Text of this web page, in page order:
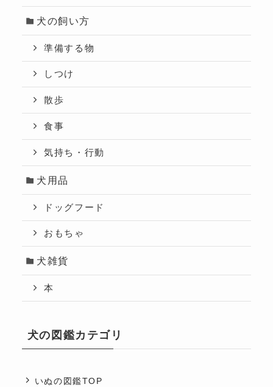
犬の飼い方
準備する物
しつけ
散歩
食事
気持ち・行動
犬用品
ドッグフード
おもちゃ
犬雑貨
本
犬の図鑑カテゴリ
いぬの図鑑TOP